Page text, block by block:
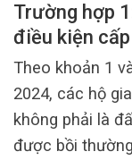
Trường hợp
điều kiện
Theo khoản 1
2024, các hộ
không phải là
được bồi